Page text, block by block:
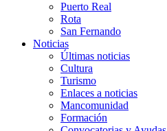
Puerto Real
Rota
San Fernando
Noticias
Últimas noticias
Cultura
Turismo
Enlaces a noticias
Mancomunidad
Formación